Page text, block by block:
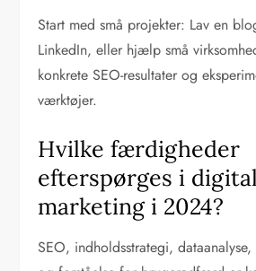
Start med små projekter: Lav en
LinkedIn, eller hjælp små
konkrete SEO-resultater og
værktøjer.
Hvilke færdigheder
efterspørges i digital
marketing i 2024?
SEO, indholdsstrategi,